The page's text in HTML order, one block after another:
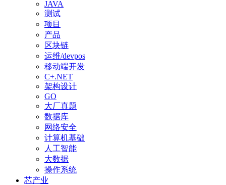
JAVA
测试
项目
产品
区块链
运维/devpos
移动端开发
C+.NET
架构设计
GO
大厂真题
数据库
网络安全
计算机基础
人工智能
大数据
操作系统
芯产业